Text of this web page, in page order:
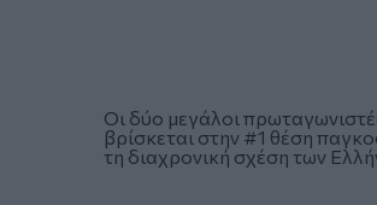
Οι δύο μεγάλοι
βρίσκεται στην #1 θέση
τη διαχρονική σχέση των